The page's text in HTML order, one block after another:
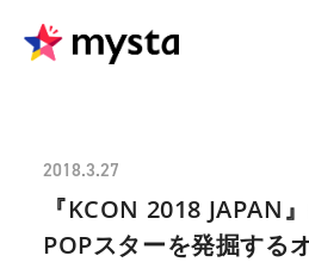
2018.3.27
『KCON 2018 JAPAN
POPスターを発掘する